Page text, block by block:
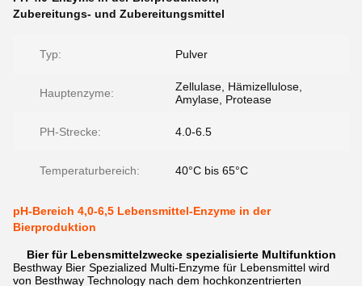
Zubereitungs- und Zubereitungsmittel
Typ: Pulver
Hauptenzyme:
Zellulase, Hämizellulose,
Amylase, Protease
PH-Strecke: 4.0-6.5
Temperaturbereich: 40°C bis 65°C
pH-Bereich 4,0-6,5 Lebensmittel-Enzyme in der
Bierproduktion
Bier für Lebensmittelzwecke spezialisierte Multifunktion
Besthway Bier Spezialized Multi-Enzyme für Lebensmittel wird
von Besthway Technology nach dem hochkonzentrierten